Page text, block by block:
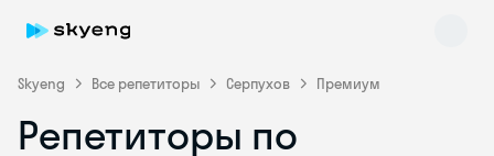
Skyeng Все репетиторы Серпухов Премиум
Репетиторы по